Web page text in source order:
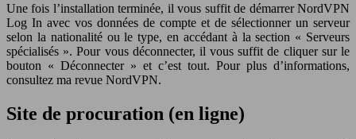
Une fois l’installation terminée, il vous suffit de démarrer NordVPN
Log In avec vos données de compte et de sélectionner un serveur
selon la nationalité ou le type, en accédant à la section « Serveurs
spécialisés ». Pour vous déconnecter, il vous suffit de cliquer sur le
bouton « Déconnecter » et c’est tout. Pour plus d’informations,
consultez ma revue NordVPN.
Site de procuration (en ligne)